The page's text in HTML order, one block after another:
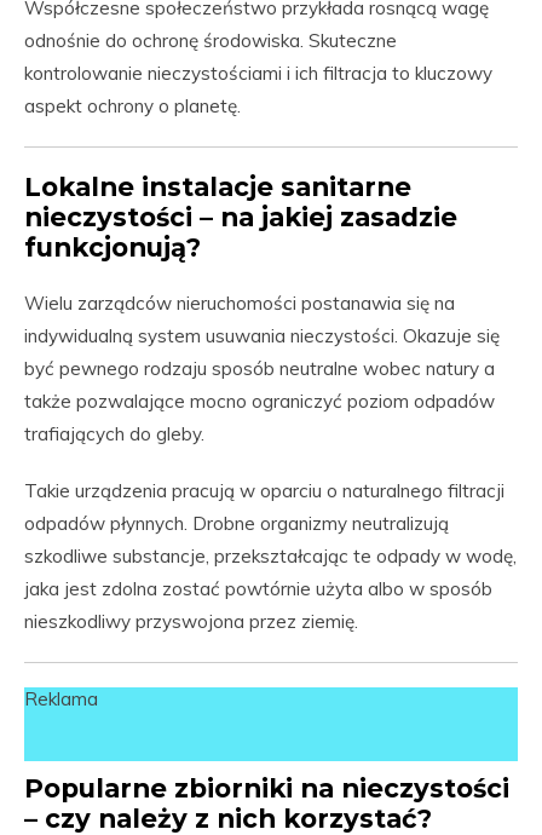
Współczesne społeczeństwo przykłada rosnącą wagę
odnośnie do ochronę środowiska. Skuteczne
kontrolowanie nieczystościami i ich filtracja to kluczowy
aspekt ochrony o planetę.
Lokalne instalacje sanitarne
nieczystości – na jakiej zasadzie
funkcjonują?
Wielu zarządców nieruchomości postanawia się na
indywidualną system usuwania nieczystości. Okazuje się
być pewnego rodzaju sposób neutralne wobec natury a
także pozwalające mocno ograniczyć poziom odpadów
trafiających do gleby.
Takie urządzenia pracują w oparciu o naturalnego filtracji
odpadów płynnych. Drobne organizmy neutralizują
szkodliwe substancje, przekształcając te odpady w wodę,
jaka jest zdolna zostać powtórnie użyta albo w sposób
nieszkodliwy przyswojona przez ziemię.
Reklama
Popularne zbiorniki na nieczystości
– czy należy z nich korzystać?